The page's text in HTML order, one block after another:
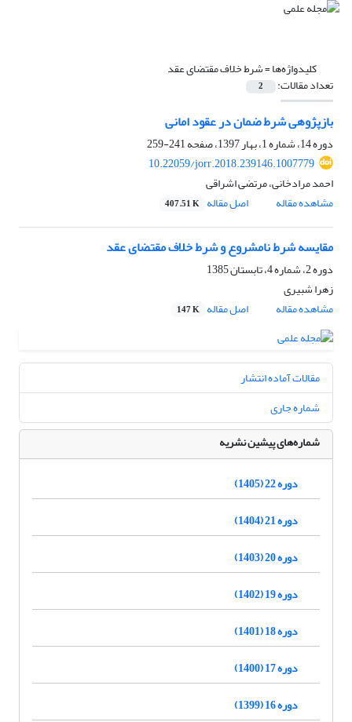
کلیدواژه‌ها =شرط خلاف مقتضای عقد
تعداد مقالات: 2
بازپژوهی شرط ضمان در عقود امانی
دوره 14، شماره 1، بهار 1397، صفحه
241-259
10.22059/jorr.2018.239146.1007779
احمد مرادخانی، مرتضی اشراقی
مشاهده مقاله
اصل مقاله 407.51 K
مقایسه شرط نامشروع و شرط خلاف مقتضای عقد
دوره 2، شماره 4، تابستان 1385
زهرا شبیری
مشاهده مقاله
اصل مقاله 147 K
مقالات آماده انتشار
شماره جاری
شماره‌های پیشین نشریه
دوره 22 (1405)
دوره 21 (1404)
دوره 20 (1403)
دوره 19 (1402)
دوره 18 (1401)
دوره 17 (1400)
دوره 16 (1399)